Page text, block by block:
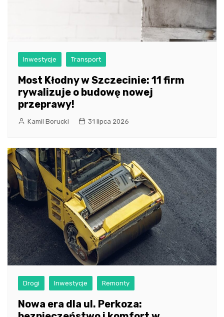
Inwestycje Transport
Most Kłodny w Szczecinie: 11 firm
rywalizuje o budowę nowej
przeprawy!
Kamil Borucki 31 lipca 2026
Drogi Inwestycje Remonty
Nowa era dla ul. Perkoza: